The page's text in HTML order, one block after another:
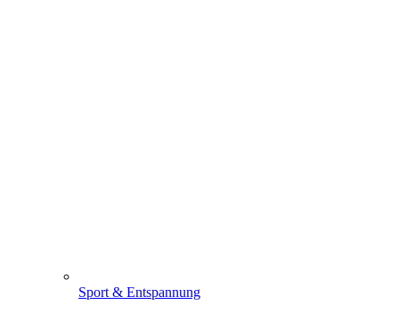
Sport & Entspannung